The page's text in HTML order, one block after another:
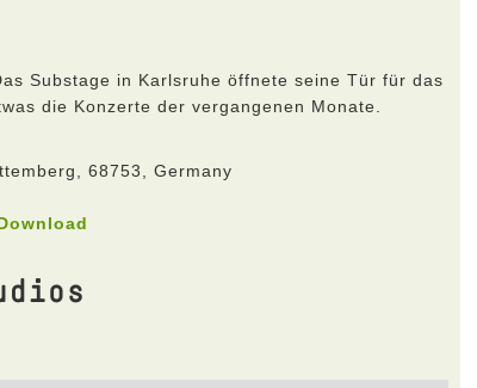
Substage in Karlsruhe öffnete seine Tür für das
die Konzerte der vergangenen Monate.
68753, Germany